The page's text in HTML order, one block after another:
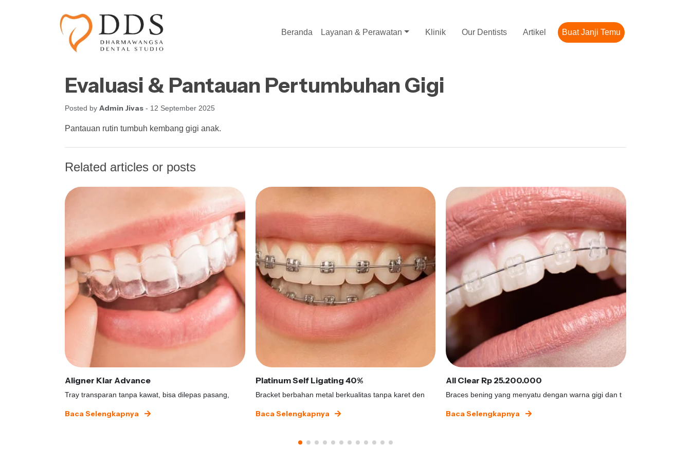
Beranda Layanan & Perawatan Klinik Our Dentists Artikel Buat Janji Temu
Evaluasi & Pantauan Pertumbuhan Gigi
Posted by Admin Jivas - 12 September 2025
Pantauan rutin tumbuh kembang gigi anak.
Related articles or posts
Aligner Klar Advance
Tray transparan tanpa kawat, bisa dilepas pasang,
Baca Selengkapnya
Platinum Self Ligating 40%
Bracket berbahan metal berkualitas tanpa karet den
Baca Selengkapnya
All Clear Rp 25.200.000
Braces bening yang menyatu dengan warna gigi dan t
Baca Selengkapnya